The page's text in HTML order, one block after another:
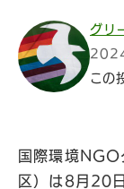
グリ
この
国際環境NGO
区）は8月20